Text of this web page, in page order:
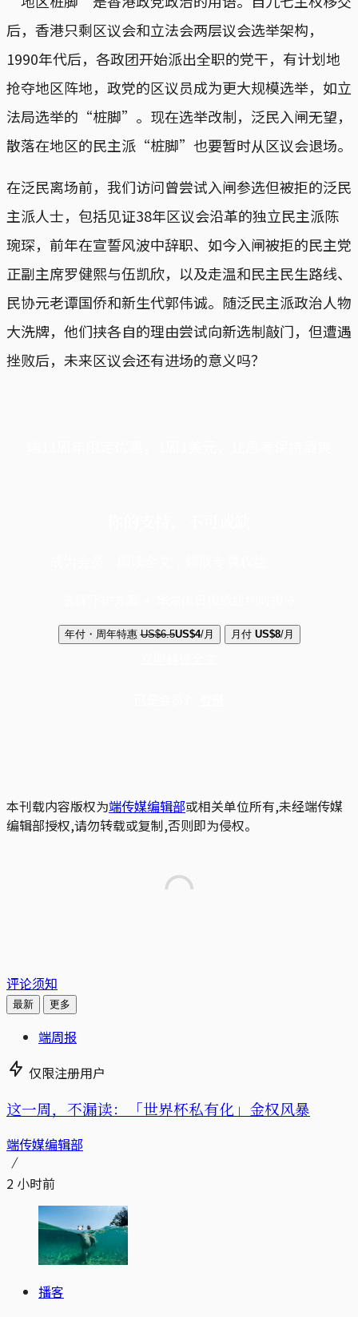
后，香港只剩区议会和立法会两层议会选举架构，
1990年代后，各政团开始派出全职的党干，有计划地
抢夺地区阵地，政党的区议员成为更大规模选举，如立
法局选举的“桩脚”。现在选举改制，泛民入闸无望，
散落在地区的民主派“桩脚”也要暂时从区议会退场。
在泛民离场前，我们访问曾尝试入闸参选但被拒的泛民
主派人士，包括见证38年区议会沿革的独立民主派陈
琬琛，前年在宣誓风波中辞职、如今入闸被拒的民主党
正副主席罗健熙与伍凯欣，以及走温和民主民生路线、
民协元老谭国侨和新生代郭伟诚。随泛民主派政治人物
大洗牌，他们挟各自的理由尝试向新选制敲门，但遭遇
挫败后，未来区议会还有进场的意义吗？
年付・周年特惠 US$6.5US$4/月 月付 US$8/月
本刊载内容版权为端传媒编辑部或相关单位所有,未经端传媒
编辑部授权,请勿转载或复制,否则即为侵权。
评论须知
最新 更多
端周报
仅限注册用户
这一周，不漏读：「世界杯私有化」金权风暴
端传媒编辑部
2 小时前
播客